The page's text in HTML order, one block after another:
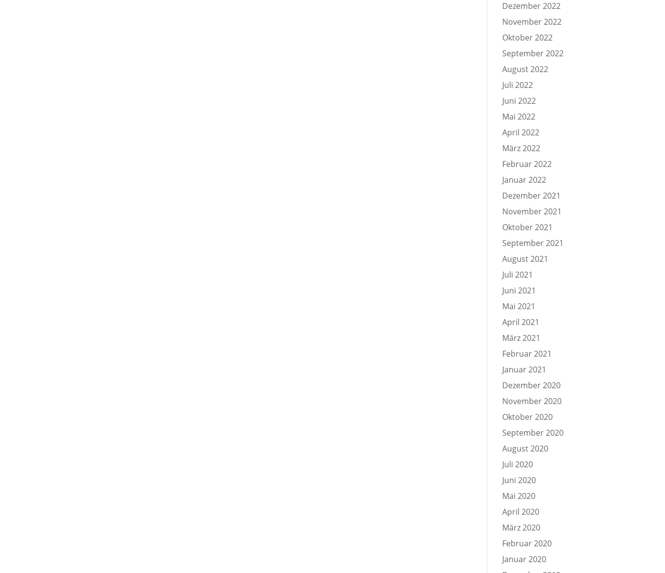
Dezember 2022
November 2022
Oktober 2022
September 2022
August 2022
Juli 2022
Juni 2022
Mai 2022
April 2022
März 2022
Februar 2022
Januar 2022
Dezember 2021
November 2021
Oktober 2021
September 2021
August 2021
Juli 2021
Juni 2021
Mai 2021
April 2021
März 2021
Februar 2021
Januar 2021
Dezember 2020
November 2020
Oktober 2020
September 2020
August 2020
Juli 2020
Juni 2020
Mai 2020
April 2020
März 2020
Februar 2020
Januar 2020